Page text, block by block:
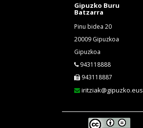
Gipuzko Buru
Batzarra
Pinu bidea 20
20009 Gipuzkoa
Gipuzkoa
943118888
943118887
iritziak@gipuzko.eus